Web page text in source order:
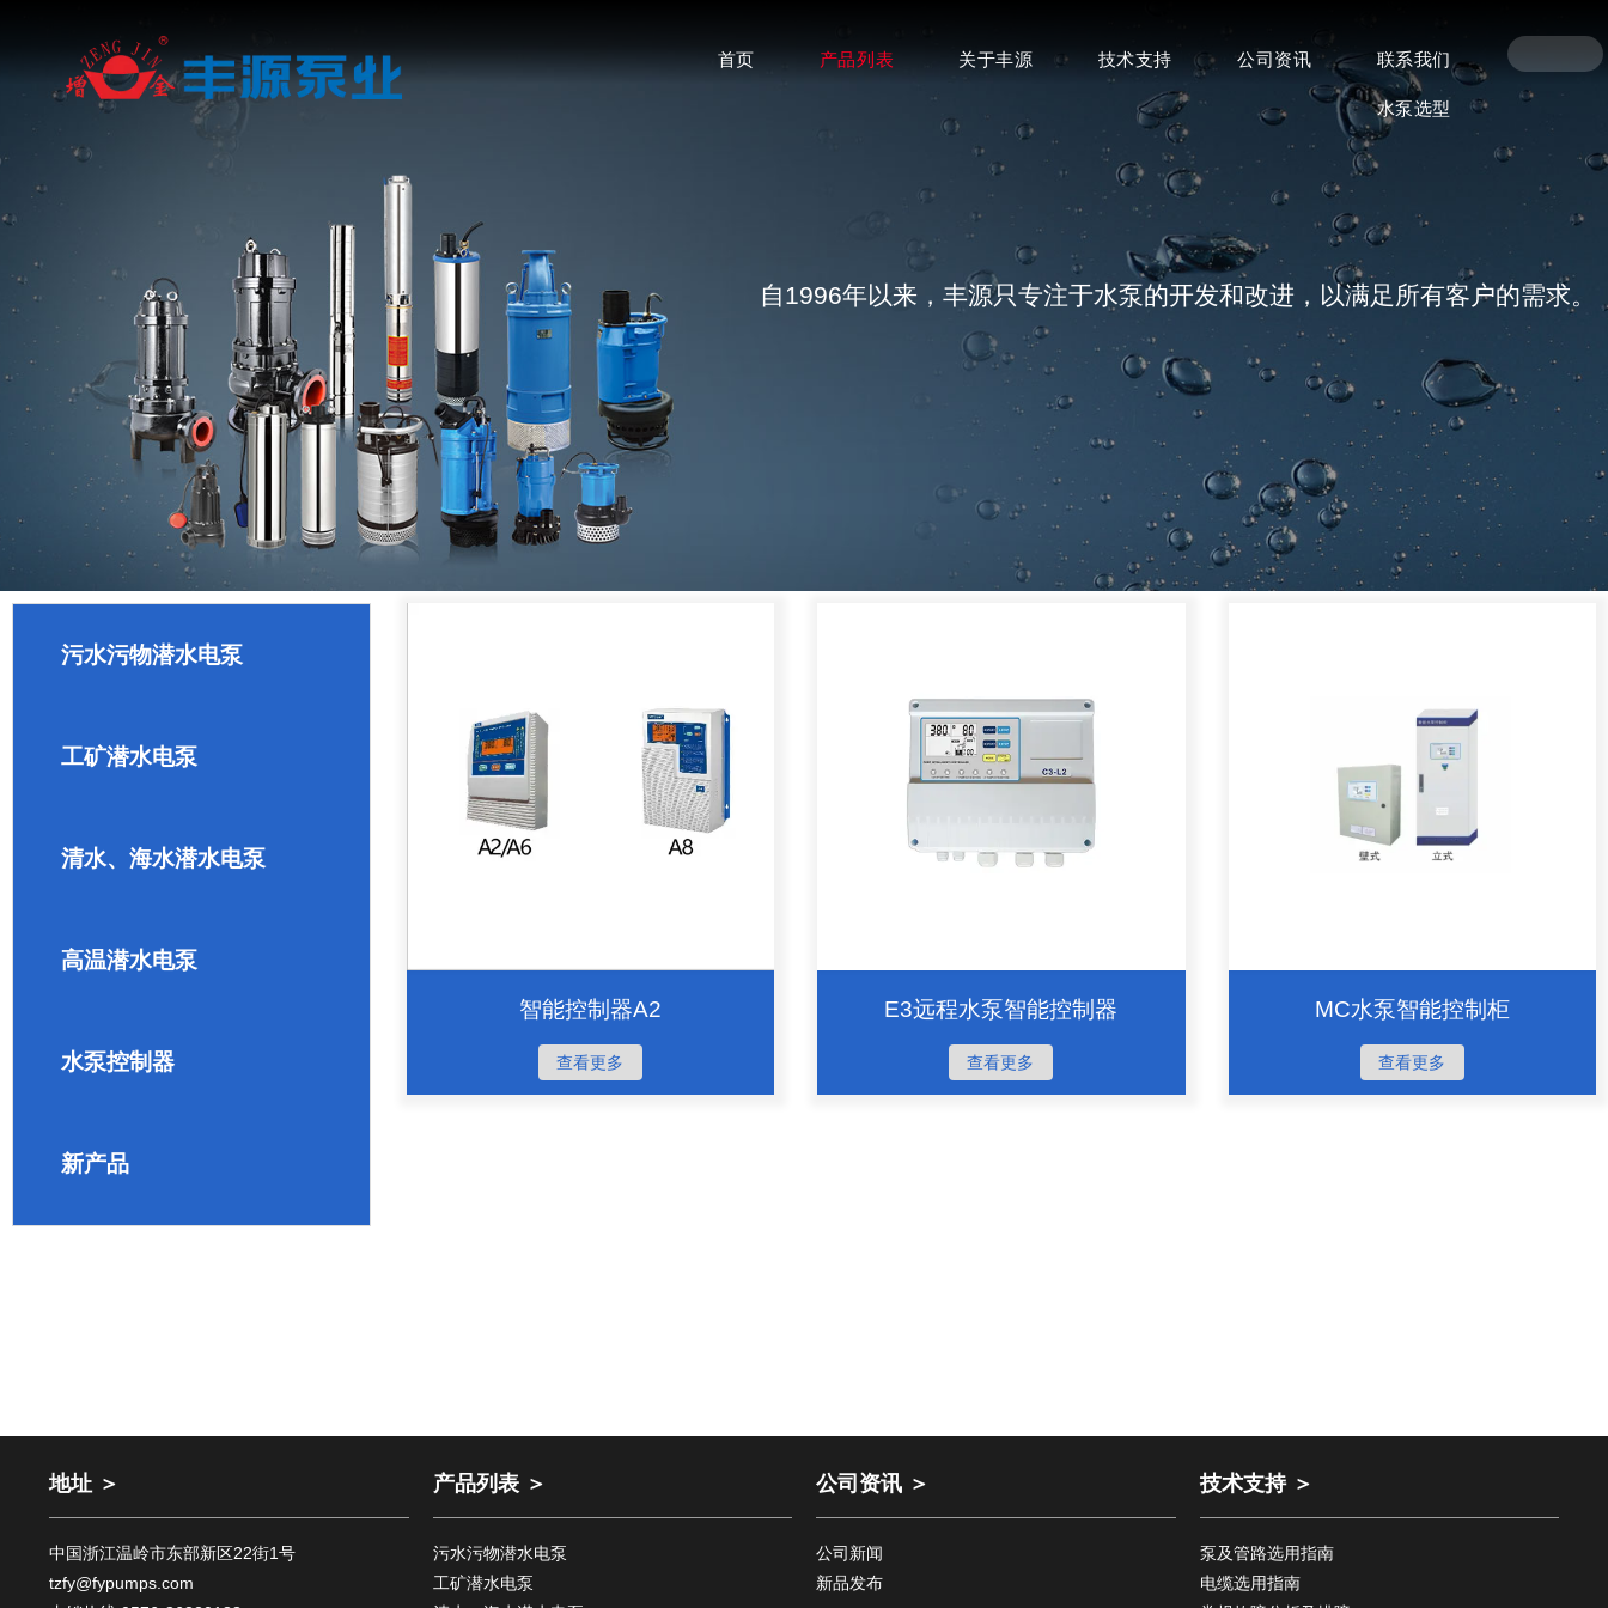
首页 产品列表 关于丰源 技术支持 公司资讯 联系我们
水泵选型
自1996年以来，丰源只专注于水泵的开发和改进，以满足所有客户的需求。
污水污物潜水电泵
工矿潜水电泵
清水、海水潜水电泵
高温潜水电泵
水泵控制器
新产品
智能控制器A2
查看更多
E3远程水泵智能控制器
查看更多
MC水泵智能控制柜
查看更多
地址 ＞
中国浙江温岭市东部新区22街1号
tzfy@fypumps.com
产品列表 ＞
污水污物潜水电泵
工矿潜水电泵
公司资讯 ＞
公司新闻
新品发布
技术支持 ＞
泵及管路选用指南
电缆选用指南